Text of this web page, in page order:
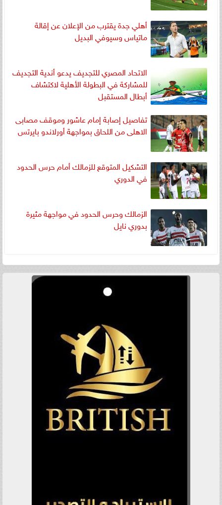
أهلي جدة يقترب من الإعلان عن إقالة
ماتياس وسيوفي البديل
الاتحاد المصري للتجديف يدعو أندية التجديف
للمشاركة في البطولة الأهلية لاكتشاف
أبطال المستقبل
تفاصيل إصابة إمام عاشور وموقف مصابى
الاهلى من اللحاق بمواجهة أورلاندو بايرتس
التشكيل المتوقع للزمالك أمام حرس الحدود
في الدوري
الزمالك وحرس الحدود في مواجهة مثيرة
بدوري نايل